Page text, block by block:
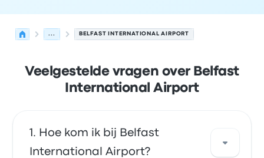
... BELFAST INTERNATIONAL AIRPORT
Veelgestelde vragen over Belfast
International Airport
Hoe kom ik bij Belfast
International Airport?